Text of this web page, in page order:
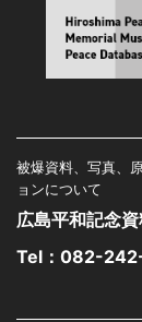
被爆資料、写真、
ョンについて
広島平和記念
Tel： 082-